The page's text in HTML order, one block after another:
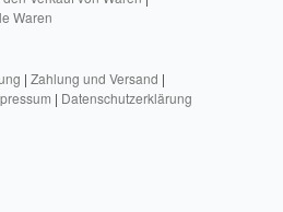
Waren
| Zahlung und Versand |
| Datenschutzerklärung